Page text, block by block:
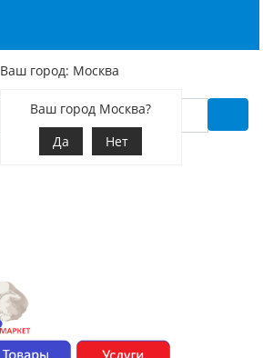
Ваш город: Москва
Ваш город Москва?
Да
Нет